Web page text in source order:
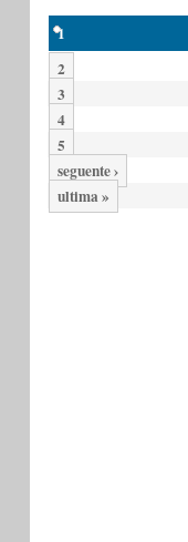
1
2
3
4
5
seguente ›
ultima »